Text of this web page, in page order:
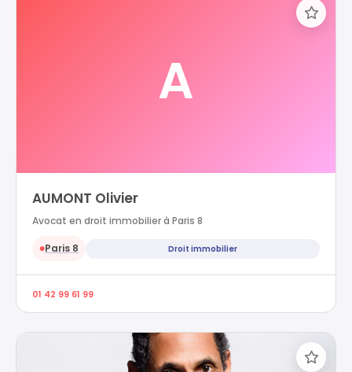
A
AUMONT Olivier
Avocat en droit immobilier à Paris 8
●Paris 8 Droit immobilier
01 42 99 61 99